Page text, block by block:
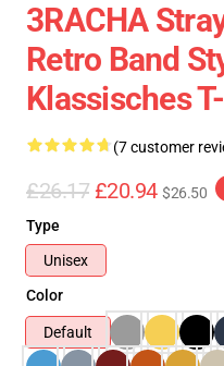
3RACHA
Retro Band
Klassisches
(7 customer
£26.17 £20.94 $26.50
Type
Unisex
Color
Default